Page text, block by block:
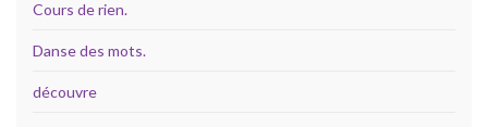
Cours de rien.
Danse des mots.
découvre